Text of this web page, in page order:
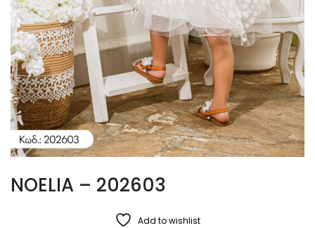
NOELIA – 202603
Add to wishlist